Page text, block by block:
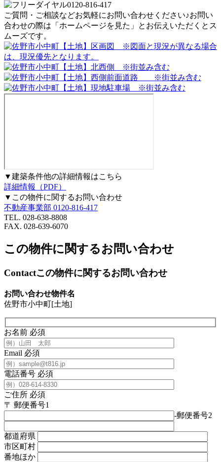
0120-816-417
ご質問・ご相談などお気軽にお問い合わせください♪お問い
合わせの際は「ホームページを見た」とお伝えいただくとス
ムーズです。
▼建築条件他の詳細情報はこちら
詳細情報（PDF）
▼この物件に関するお問い合わせ
不動産事業部 0120-816-417
TEL. 028-638-8808
FAX. 028-639-6070
この物件に関するお問い合わせ
Contactこの物件に関するお問い合わせ
お問い合わせ物件名
佐野市小中町[土地]
お名前 必須
Email 必須
電話番号 必須
ご住所 必須
〒 郵便番号1
-郵便番号2
都道府県
市区町村
番地ほか